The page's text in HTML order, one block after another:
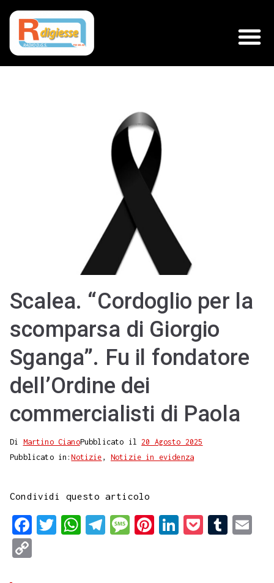
Scalea. “Cordoglio per la
scomparsa di Giorgio
Sganga”. Fu il fondatore
dell’Ordine dei
commercialisti di Paola
Di Martino CianoPubblicato il20 Agosto 2025
Pubblicato in:Notizie , Notizie in evidenza
Condividi questo articolo
F
T
W
T
M
P
L
T